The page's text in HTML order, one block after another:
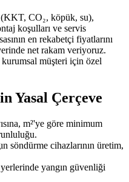
CO₂, köpük, su),
koşulları ve servis
en rekabetçi fiyatlarını
net rakam veriyoruz.
müşteri için özel
Yasal Çerçeve
m²'ye göre minimum
söndürme cihazlarının üretim,
yangın güvenliği